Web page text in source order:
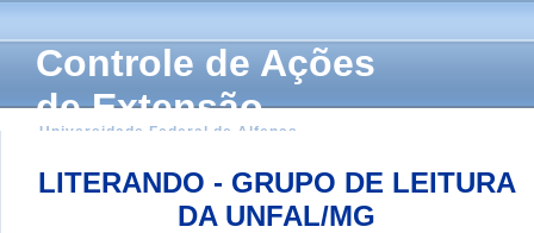
Controle de Ações
de Extensão
Universidade Federal de Alfenas
LITERANDO - GRUPO DE LEITURA
DA UNFAL/MG